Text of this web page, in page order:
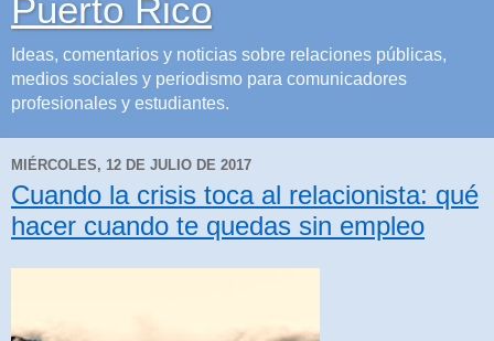
Puerto Rico
Ideas, comentarios y noticias sobre relaciones públicas,
medios sociales y periodismo para comunicadores
profesionales y estudiantes.
MIÉRCOLES, 12 DE JULIO DE 2017
Cuando la crisis toca al relacionista: qué
hacer cuando te quedas sin empleo